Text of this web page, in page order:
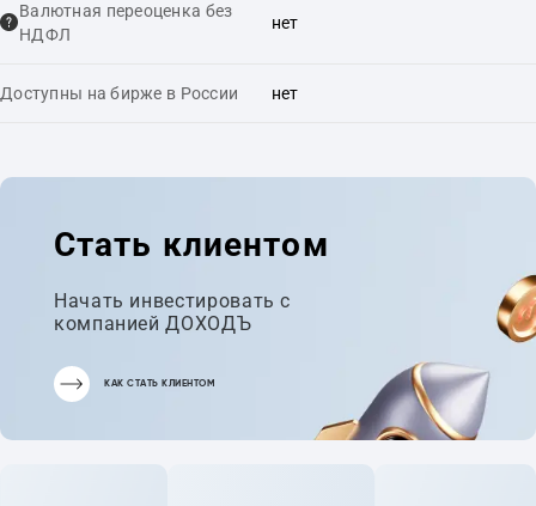
Валютная переоценка без
НДФЛ
нет
Доступны на бирже в России нет
Стать клиентом
Начать инвестировать с
компанией ДОХОДЪ
КАК СТАТЬ КЛИЕНТОМ